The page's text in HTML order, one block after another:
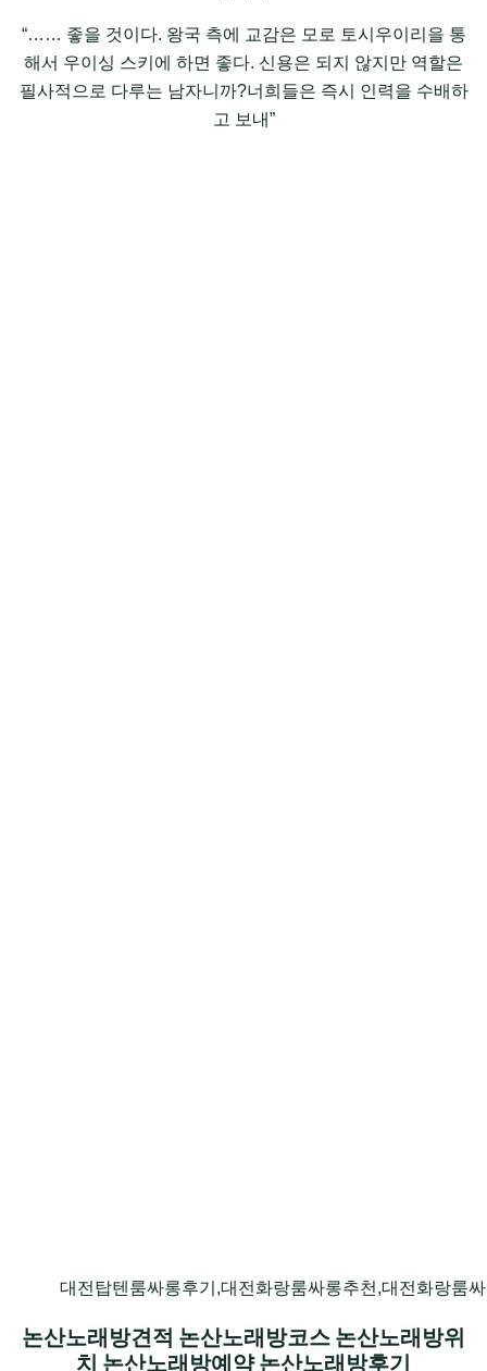
“…… 좋을 것이다. 왕국 측에 교감은 모로 토시우이리을 통
해서 우이싱 스키에 하면 좋다. 신용은 되지 않지만 역할은
필사적으로 다루는 남자니까?너희들은 즉시 인력을 수배하
고 보내”
대전탑텐룸싸롱후기,대전화랑룸싸롱추천,대전화랑룸
논산노래방견적 논산노래방코스 논산노래방위
치 논산노래방예약 논산노래방후기